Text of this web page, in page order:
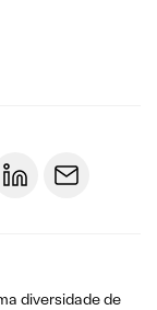
diversidade de